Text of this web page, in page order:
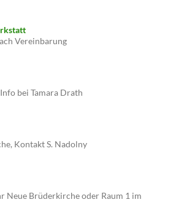
Vereinbarung
bei Tamara Drath
Kontakt S. Nadolny
Neue Brüderkirche oder Raum 1 im